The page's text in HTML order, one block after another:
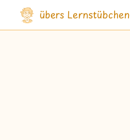
übers Lernstübchen